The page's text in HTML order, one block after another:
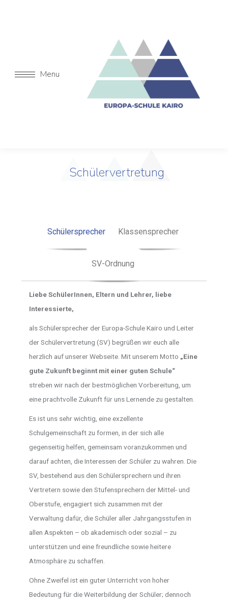
Menu
Schülervertretung
Schülersprecher Klassensprecher
SV-Ordnung
Liebe SchülerInnen, Eltern und Lehrer, liebe
Interessierte,
als Schülersprecher der Europa-Schule Kairo und Leiter
der Schülervertretung (SV) begrüßen wir euch alle
herzlich auf unserer Webseite. Mit unserem Motto „Eine
gute Zukunft beginnt mit einer guten Schule“
streben wir nach der bestmöglichen Vorbereitung, um
eine prachtvolle Zukunft für uns Lernende zu gestalten.
Es ist uns sehr wichtig, eine exzellente
Schulgemeinschaft zu formen, in der sich alle
gegenseitig helfen, gemeinsam voranzukommen und
darauf achten, die Interessen der Schüler zu wahren. Die
SV, bestehend aus den Schülersprechern und ihren
Vertretern sowie den Stufensprechern der Mittel- und
Oberstufe, engagiert sich zusammen mit der
Verwaltung dafür, die Schüler aller Jahrgangsstufen in
allen Aspekten – ob akademisch oder sozial – zu
unterstützen und eine freundliche sowie heitere
Atmosphäre zu schaffen.
Ohne Zweifel ist ein guter Unterricht von hoher
Bedeutung für die Weiterbildung der Schüler; dennoch